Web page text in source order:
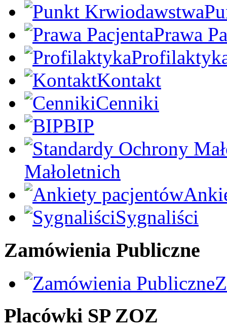
Prawa
Kontakt
Cenniki
BIP
Małoletnich
Sygnaliści
Zamówienia Publiczne
Placówki SP ZOZ